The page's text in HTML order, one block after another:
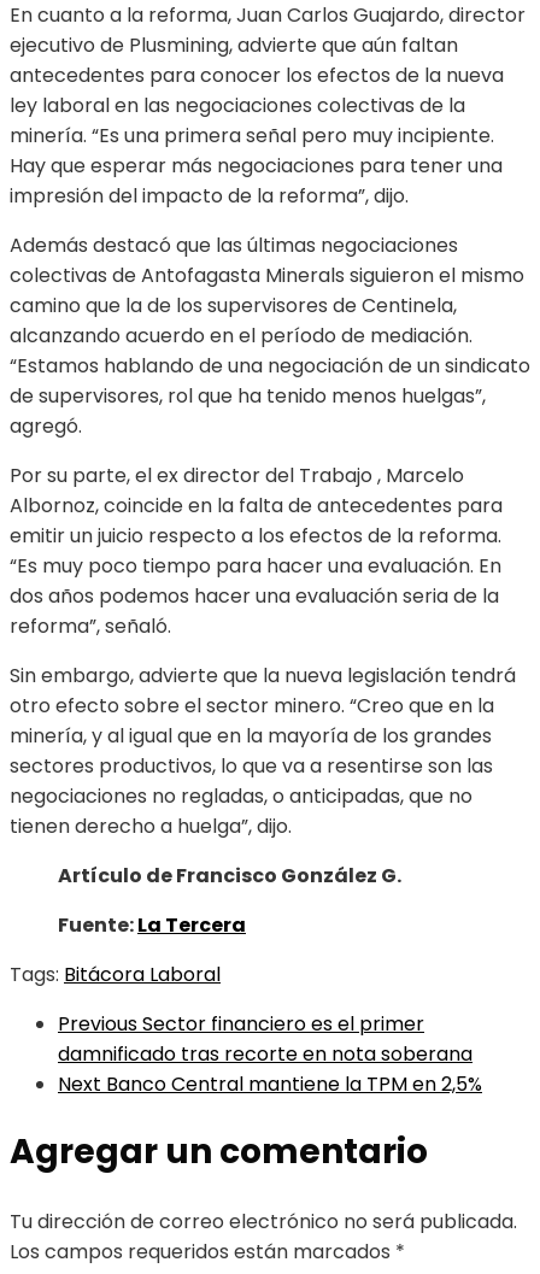
En cuanto a la reforma, Juan Carlos Guajardo, director
ejecutivo de Plusmining, advierte que aún faltan
antecedentes para conocer los efectos de la nueva
ley laboral en las negociaciones colectivas de la
minería. “Es una primera señal pero muy incipiente.
Hay que esperar más negociaciones para tener una
impresión del impacto de la reforma”, dijo.
Además destacó que las últimas negociaciones
colectivas de Antofagasta Minerals siguieron el mismo
camino que la de los supervisores de Centinela,
alcanzando acuerdo en el período de mediación.
“Estamos hablando de una negociación de un sindicato
de supervisores, rol que ha tenido menos huelgas”,
agregó.
Por su parte, el ex director del Trabajo , Marcelo
Albornoz, coincide en la falta de antecedentes para
emitir un juicio respecto a los efectos de la reforma.
“Es muy poco tiempo para hacer una evaluación. En
dos años podemos hacer una evaluación seria de la
reforma”, señaló.
Sin embargo, advierte que la nueva legislación tendrá
otro efecto sobre el sector minero. “Creo que en la
minería, y al igual que en la mayoría de los grandes
sectores productivos, lo que va a resentirse son las
negociaciones no regladas, o anticipadas, que no
tienen derecho a huelga”, dijo.
Artículo de Francisco González G.
Fuente:La Tercera
Tags: Bitácora Laboral
PreviousSector financiero es el primer
damnificado tras recorte en nota soberana
Next Banco Central mantiene la TPM en 2,5%
Agregar un comentario
Tu dirección de correo electrónico no será publicada.
Los campos requeridos están marcados *